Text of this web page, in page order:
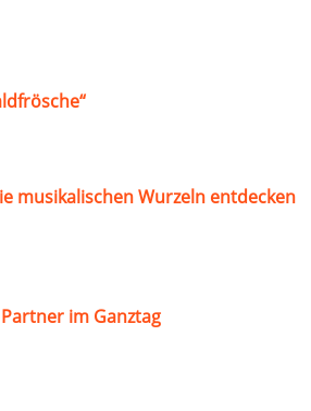
musikalischen Wurzeln entdecken
im Ganztag